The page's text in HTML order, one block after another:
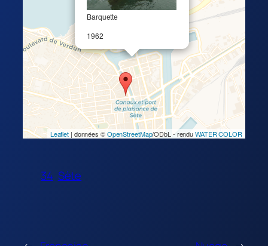
Barquette
1962
Leaflet | données ©OpenStreetMap/ODbL - renduWATER COLOR
34 Sète